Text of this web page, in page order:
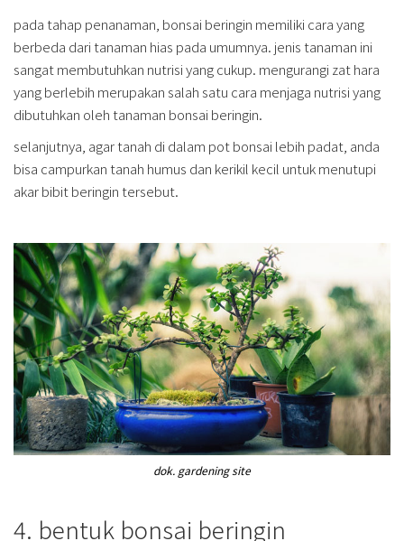
pada tahap penanaman, bonsai beringin memiliki cara yang
berbeda dari tanaman hias pada umumnya. jenis tanaman ini
sangat membutuhkan nutrisi yang cukup. mengurangi zat hara
yang berlebih merupakan salah satu cara menjaga nutrisi yang
dibutuhkan oleh tanaman bonsai beringin.
selanjutnya, agar tanah di dalam pot bonsai lebih padat, anda
bisa campurkan tanah humus dan kerikil kecil untuk menutupi
akar bibit beringin tersebut.
dok. gardening site
4. bentuk bonsai beringin